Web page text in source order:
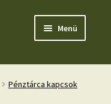
Menü
Pénztárca kapcsok